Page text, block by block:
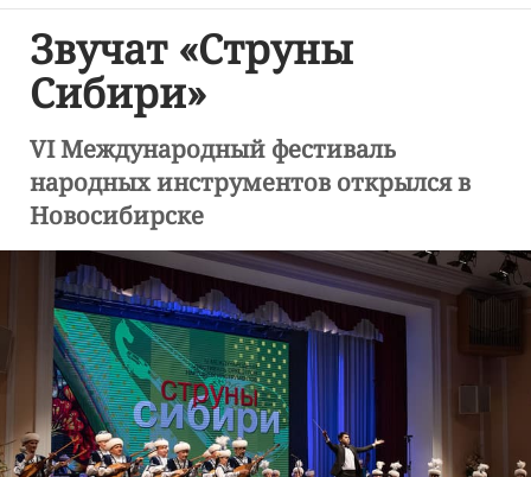
Звучат «Струны
Сибири»
VI Международный фестиваль
народных инструментов открылся в
Новосибирске